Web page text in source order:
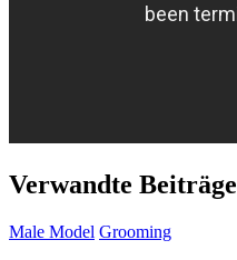
Verwandte Beiträge
Male Model Grooming